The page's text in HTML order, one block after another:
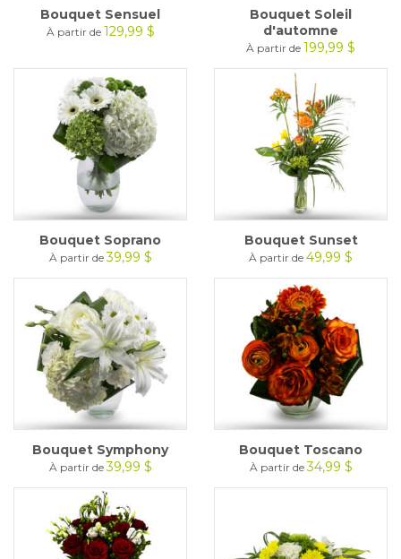
Bouquet Sensuel
À partir de 129,99 $
Bouquet Soleil
d'automne
À partir de 199,99 $
Bouquet Soprano
À partir de39,99 $
Bouquet Sunset
À partir de 49,99 $
Bouquet Symphony
À partir de39,99 $
Bouquet Toscano
À partir de34,99 $